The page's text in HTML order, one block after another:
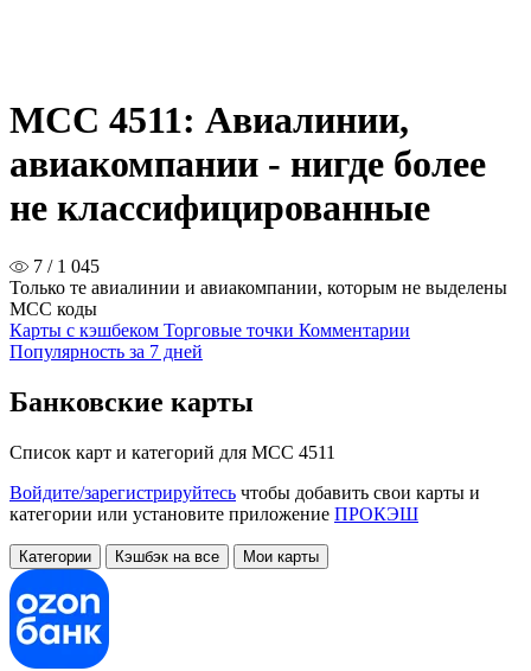
MCC 4511: Авиалинии,
авиакомпании - нигде более
не классифицированные
7 / 1 045
Только те авиалинии и авиакомпании, которым не выделены
MCC коды
Карты с кэшбеком Торговые точки Комментарии
Популярность за 7 дней
Банковские карты
Список карт и категорий для MCC 4511
Войдите/зарегистрируйтесь чтобы добавить свои карты и
категории или установите приложение ПРОКЭШ
Категории Кэшбэк на все Мои карты